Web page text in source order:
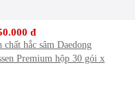
đ
chất hắc sâm Daedong
Premium hộp 30 gói x